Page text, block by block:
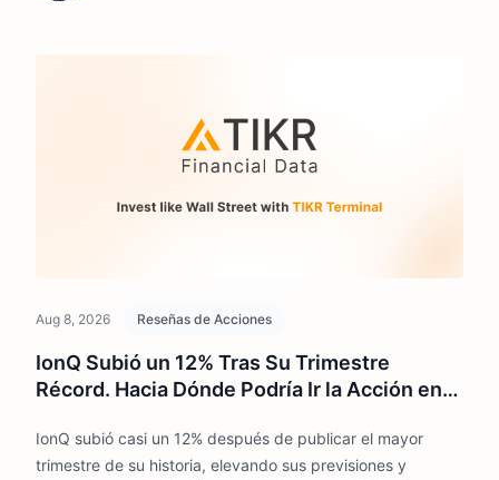
Aug 8, 2026 Reseñas de Acciones
IonQ Subió un 12% Tras Su Trimestre
Récord. Hacia Dónde Podría Ir la Acción en
IonQ subió casi un 12% después de publicar el mayor
trimestre de su historia, elevando sus previsiones y